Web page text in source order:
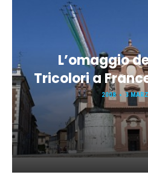
L’omaggio
Tricolori a
2008 3